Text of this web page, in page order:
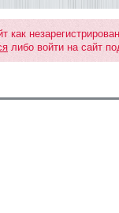
либо войти на сайт